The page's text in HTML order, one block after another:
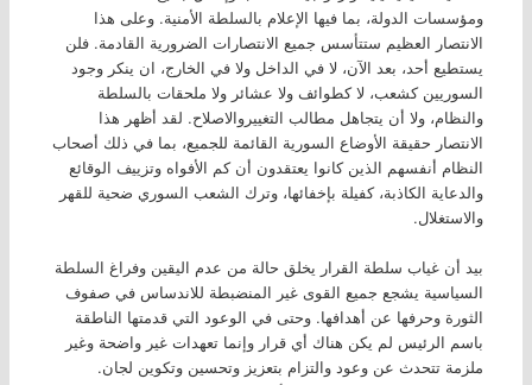
ومؤسسات الدولة، بما فيها الإعلام بالسلطة الأمنية. وعلى هذا
الانتصار العظيم ستتأسس جميع الانتصارات الضرورية القادمة. فلن
يستطيع أحد، بعد الآن، لا في الداخل ولا في الخارج، ان ينكر وجود
السوريين كشعب، لا كطوائف ولا عشائر ولا ملحقات بالسلطة
والنظام، ولا أن يتجاهل مطالب التغييروالاصلاح. لقد أظهر هذا
الانتصار حقيقة الأوضاع السورية القائمة للجميع، بما في ذلك أصحاب
النظام أنفسهم الذين كانوا يعتقدون أن كم الأفواه وتزييف الوقائع
والدعاية الكاذبة، كفيلة بإخفائها، وترك الشعب السوري ضحية للقهر
والاستغلال.
بيد أن غياب سلطة القرار يخلق حالة من عدم اليقين وفراغ السلطة
السياسية يشجع جميع القوى غير المنضبطة للاندساس في صفوف
الثورة وحرفها عن أهدافها. وحتى في الوعود التي قدمتها الناطقة
باسم الرئيس لم يكن هناك أي قرار وإنما تعهدات غير واضحة وغير
ملزمة تتحدث عن وعود والتزام بتعزيز وتحسين وتكوين لجان.